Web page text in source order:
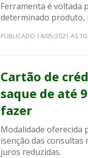
Ferramenta é voltada
determinado produto,
PUBLICADO 14/05/2021 AS
Cartão de
saque de até
fazer
Modalidade oferecida
isenção das consultas
juros reduzidas.